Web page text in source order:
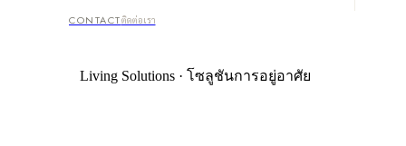
CONTACTติดต่อเรา
Living Solutions · โซลูชันการอยู่อาศัย